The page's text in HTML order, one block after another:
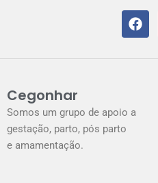
a
c
e
Cegonhar
Somos um grupo de apoio a
gestação, parto, pós parto
e amamentação.